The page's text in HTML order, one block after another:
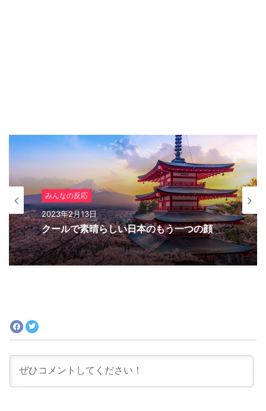
みんなの反応
2023年2月13日
みんなの反応
2023年2月10日
日本の軍艦島